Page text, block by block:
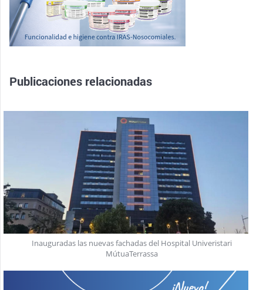
Publicaciones relacionadas
Inauguradas las nuevas fachadas del Hospital Univeristari
MútuaTerrassa